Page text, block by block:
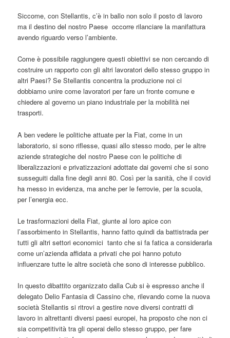
Siccome, con Stellantis, c’è in ballo non solo il posto di lavoro
ma il destino del nostro Paese occorre rilanciare la manifattura
avendo riguardo verso l’ambiente.
Come è possibile raggiungere questi obiettivi se non cercando di
costruire un rapporto con gli altri lavoratori dello stesso gruppo in
altri Paesi? Se Stellantis concentra la produzione noi ci
dobbiamo unire come lavoratori per fare un fronte comune e
chiedere al governo un piano industriale per la mobilità nei
trasporti.
A ben vedere le politiche attuate per la Fiat, come in un
laboratorio, si sono riflesse, quasi allo stesso modo, per le altre
aziende strategiche del nostro Paese con le politiche di
liberalizzazioni e privatizzazioni adottate dai governi che si sono
susseguiti dalla fine degli anni 80. Così per la sanità, che il covid
ha messo in evidenza, ma anche per le ferrovie, per la scuola,
per l’energia ecc.
Le trasformazioni della Fiat, giunte al loro apice con
l’assorbimento in Stellantis, hanno fatto quindi da battistrada per
tutti gli altri settori economici tanto che si fa fatica a considerarla
come un’azienda affidata a privati che poi hanno potuto
influenzare tutte le altre società che sono di interesse pubblico.
In questo dibattito organizzato dalla Cub si è espresso anche il
delegato Delio Fantasia di Cassino che, rilevando come la nuova
società Stellantis si ritrovi a gestire nove diversi contratti di
lavoro in altrettanti diversi paesi europei, ha proposto che non ci
sia competitività tra gli operai dello stesso gruppo, per fare